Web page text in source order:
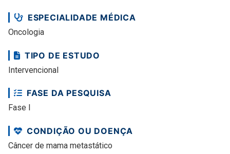
ESPECIALIDADE MÉDICA
Oncologia
TIPO DE ESTUDO
Intervencional
FASE DA PESQUISA
Fase I
CONDIÇÃO OU DOENÇA
Câncer de mama metastático